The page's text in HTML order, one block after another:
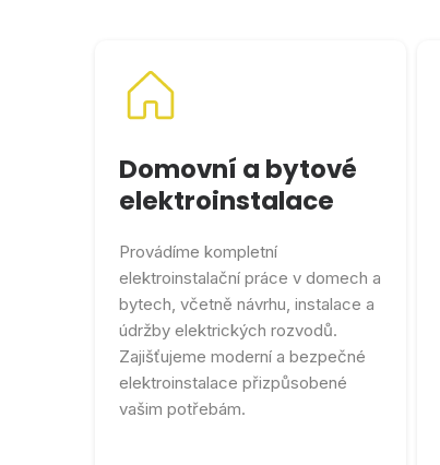
Domovní a bytové
elektroinstalace
Provádíme kompletní
elektroinstalační práce v domech a
bytech, včetně návrhu, instalace a
údržby elektrických rozvodů.
Zajišťujeme moderní a bezpečné
elektroinstalace přizpůsobené
vašim potřebám.